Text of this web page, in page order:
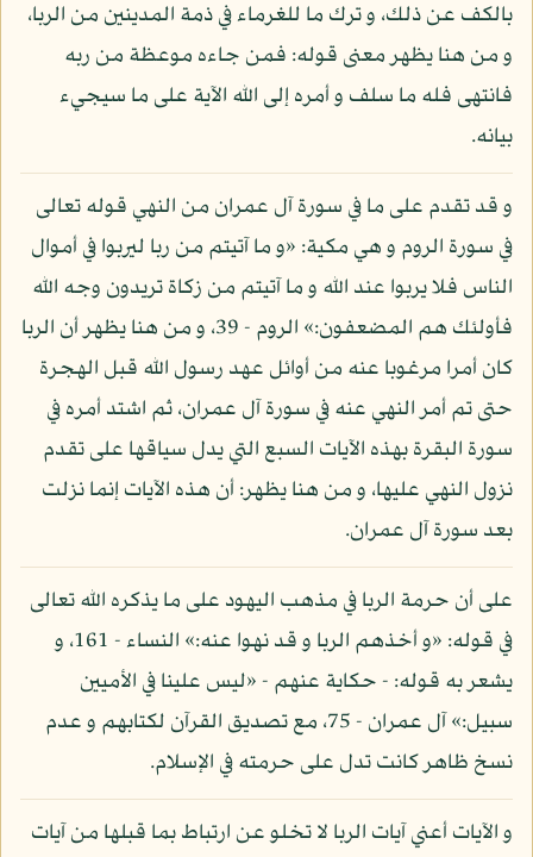
بالكف عن ذلك، و ترك ما للغرماء في ذمة المدينين من الربا،
و من هنا يظهر معنى قوله: فمن جاءه موعظة من ربه
فانتهى فله ما سلف و أمره إلى الله الآية على ما سيجيء
بيانه.
و قد تقدم على ما في سورة آل عمران من النهي قوله تعالى
في سورة الروم و هي مكية: «و ما آتيتم من ربا ليربوا في أموال
الناس فلا يربوا عند الله و ما آتيتم من زكاة تريدون وجه الله
فأولئك هم المضعفون:» الروم - 39، و من هنا يظهر أن الربا
كان أمرا مرغوبا عنه من أوائل عهد رسول الله قبل الهجرة
حتى تم أمر النهي عنه في سورة آل عمران، ثم اشتد أمره في
سورة البقرة بهذه الآيات السبع التي يدل سياقها على تقدم
نزول النهي عليها، و من هنا يظهر: أن هذه الآيات إنما نزلت
بعد سورة آل عمران.
على أن حرمة الربا في مذهب اليهود على ما يذكره الله تعالى
في قوله: «و أخذهم الربا و قد نهوا عنه:» النساء - 161، و
يشعر به قوله: - حكاية عنهم - «ليس علينا في الأميين
سبيل:» آل عمران - 75، مع تصديق القرآن لكتابهم و عدم
نسخ ظاهر كانت تدل على حرمته في الإسلام.
و الآيات أعني آيات الربا لا تخلو عن ارتباط بما قبلها من آيات